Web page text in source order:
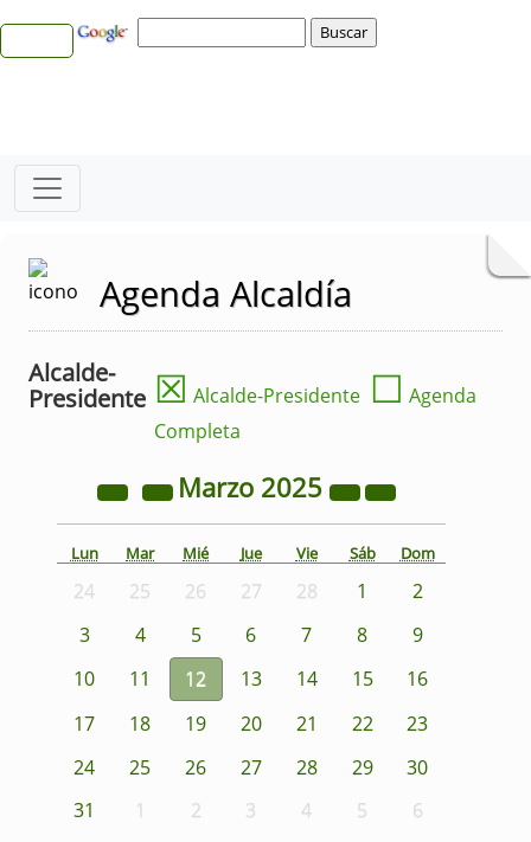
Agenda Alcaldía
Alcalde-
Presidente ☒ Alcalde-Presidente ☐ Agenda
Completa
Marzo 2025
Lun Mar Mié Jue Vie Sáb Dom
24 25 26 27 28 1
2
3
4 5 6 7 8
9
10
11 12 13 14 15
16
17
18 19 20 21 22
23
24
25 26 27 28 29
30
31
1 2 3 4 5 6